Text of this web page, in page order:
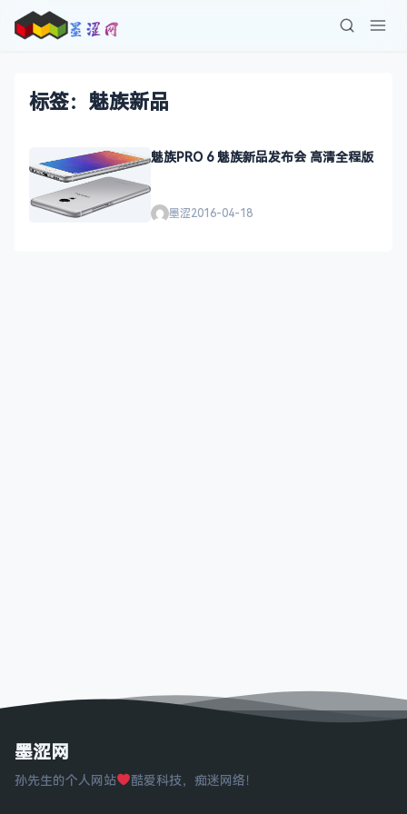
标签：魅族新品
魅族PRO 6 魅族新品发布会 高清全程版
墨涩2016-04-18
墨涩网
孙先生的个人网站 酷爱科技，痴迷网络！